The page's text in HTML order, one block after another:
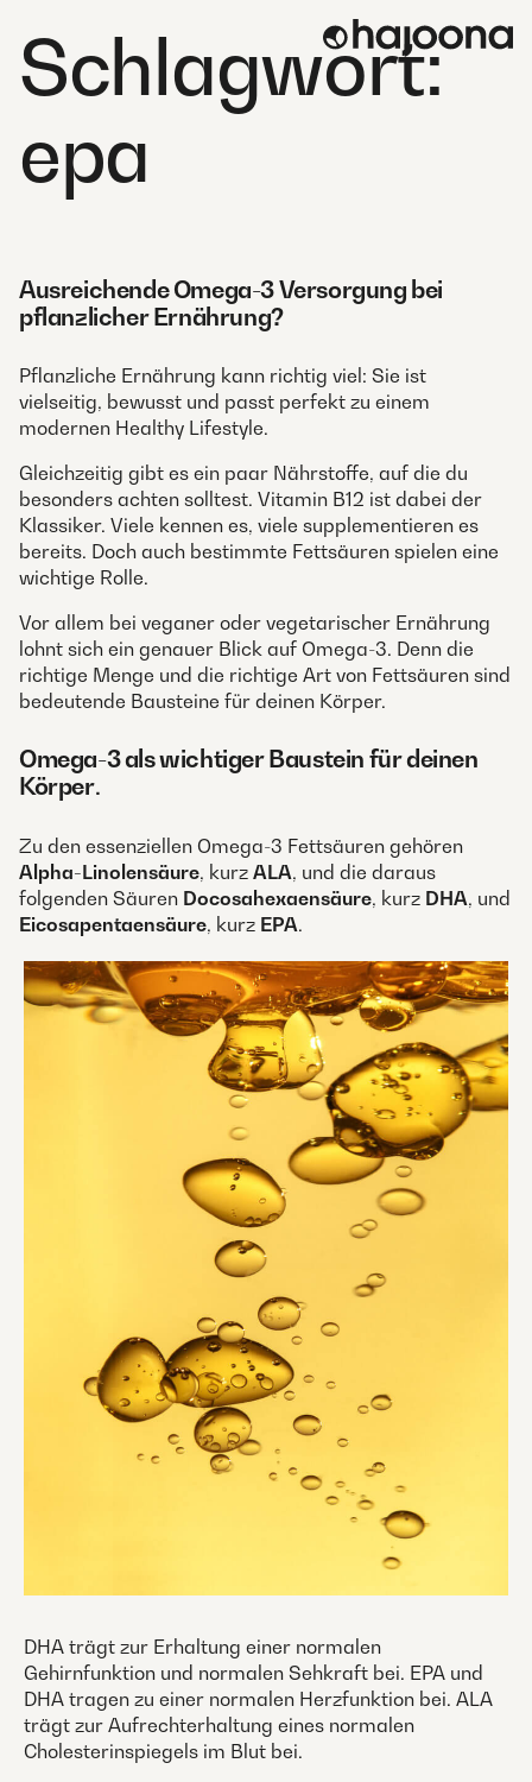
content
Schlagwort:
epa
Ausreichende Omega-3 Versorgung bei
pflanzlicher Ernährung?
Pflanzliche Ernährung kann richtig viel: Sie ist
vielseitig, bewusst und passt perfekt zu einem
modernen Healthy Lifestyle.
Gleichzeitig gibt es ein paar Nährstoffe, auf die du
besonders achten solltest. Vitamin B12 ist dabei der
Klassiker. Viele kennen es, viele supplementieren es
bereits. Doch auch bestimmte Fettsäuren spielen eine
wichtige Rolle.
Vor allem bei veganer oder vegetarischer Ernährung
lohnt sich ein genauer Blick auf Omega-3. Denn die
richtige Menge und die richtige Art von Fettsäuren sind
bedeutende Bausteine für deinen Körper.
Omega-3 als wichtiger Baustein für deinen
Körper.
Zu den essenziellen Omega-3 Fettsäuren gehören
Alpha-Linolensäure, kurz ALA, und die daraus
folgenden Säuren Docosahexaensäure, kurz DHA, und
Eicosapentaensäure, kurz EPA.
DHA trägt zur Erhaltung einer normalen
Gehirnfunktion und normalen Sehkraft bei. EPA und
DHA tragen zu einer normalen Herzfunktion bei. ALA
trägt zur Aufrechterhaltung eines normalen
Cholesterinspiegels im Blut bei.